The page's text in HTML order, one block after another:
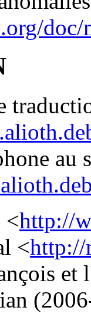
doc/
au
<http://
<http://
et